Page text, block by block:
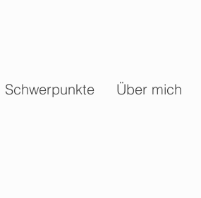
Schwerpunkte Über mich